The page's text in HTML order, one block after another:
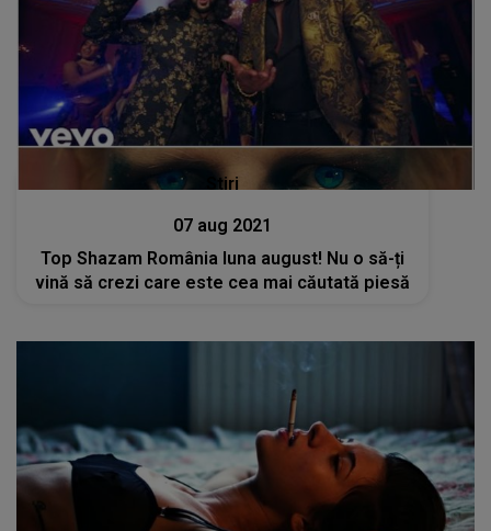
Stiri
07 aug 2021
Top Shazam România luna august! Nu o să-ți
vină să crezi care este cea mai căutată piesă